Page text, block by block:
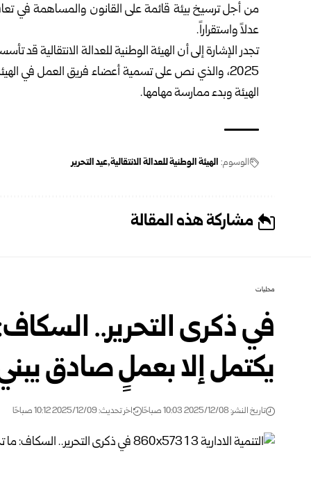
من أجل ترسيخ بيئة قائمة على القانون والمساهمة في
عدلاً واستقراراً.
2025، والذي نص على تسمية أعضاء فريق العمل في
الهيئة وبدء ممارسة مهامها.
الوسوم: الهيئة الوطنية للعدالة الانتقالية عيد التحرير
مشاركة هذه المقالة
محليات
في ذكرى التحرير..
يكتمل إلا بعملٍ صادق
تاريخ النشر: 2025/12/08 10:03 صباحًا اخر تحديث: 2025/12/09 10:12 صباحًا